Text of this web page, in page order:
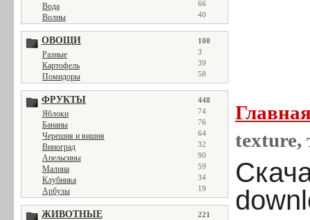
Вода 66
Волны 40
ОВОЩИ 100
Разные 3
Картофель 39
Помидоры 58
ФРУКТЫ 448
Яблоки 74
Бананы 76
Черешня и вишня 64
Виноград 32
Апельсины 90
Малина 59
Клубника 34
Арбузы 19
ЖИВОТНЫЕ 221
texture,